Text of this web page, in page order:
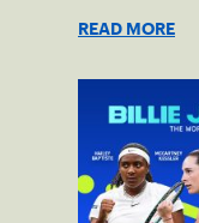
READ MORE